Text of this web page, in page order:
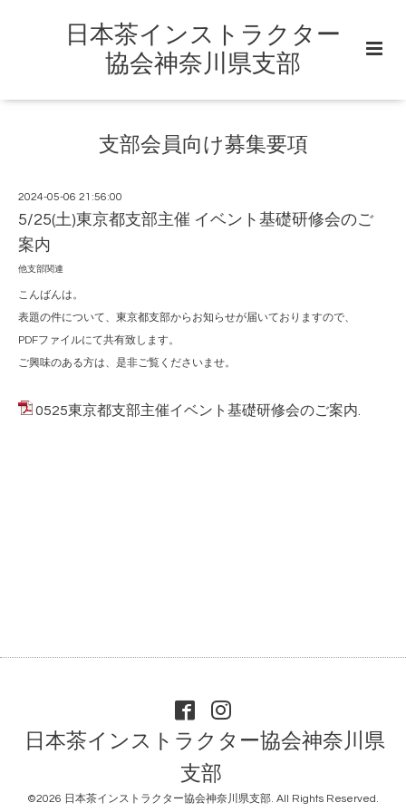
日本茶インストラクター
協会神奈川県支部
支部会員向け募集要項
2024-05-06 21:56:00
5/25(土)東京都支部主催 イベント基礎研修会のご
案内
他支部関連
こんばんは。
表題の件について、東京都支部からお知らせが届いておりますので、
PDFファイルにて共有致します。
ご興味のある方は、是非ご覧くださいませ。
0525東京都支部主催イベント基礎研修会のご案内.
日本茶インストラクター協会神奈川県
支部
©2026 日本茶インストラクター協会神奈川県支部. All Rights Reserved.